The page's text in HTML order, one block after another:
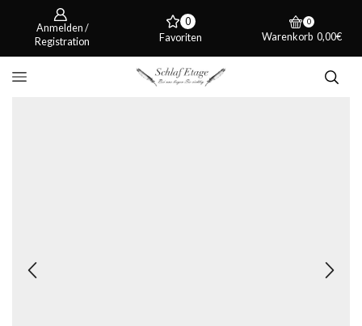
Anmelden /
Registration
0
Favoriten
0
Warenkorb 0,00€